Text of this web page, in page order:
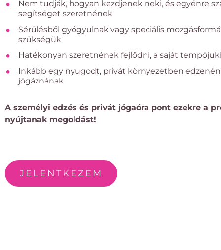
Nem tudják, hogyan kezdjenek neki, és egyénre
segítséget szeretnének
Sérülésből gyógyulnak vagy speciális
szükségük
Hatékonyan szeretnének fejlődni, a saját
Inkább egy nyugodt, privát környezetben
jógáznának
A személyi edzés és privát jógaóra pont ezekre a
nyújtanak megoldást!
JELENTKEZEM